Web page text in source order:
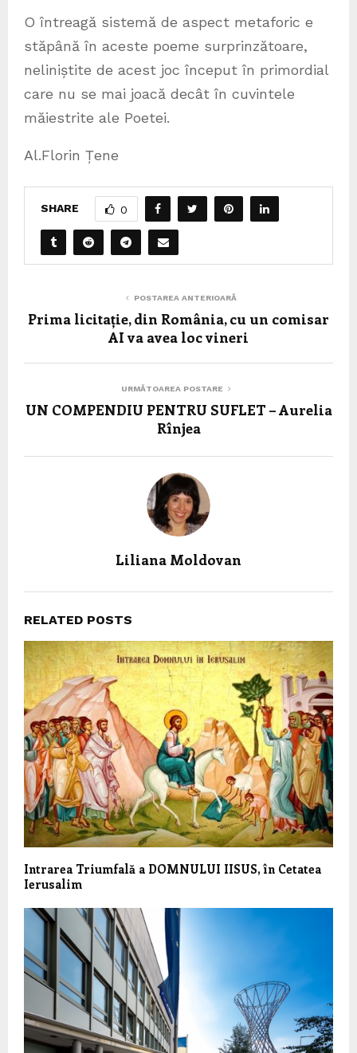
O întreagă sistemă de aspect metaforic e
stăpână în aceste poeme surprinzătoare,
neliniștite de acest joc început în primordial
care nu se mai joacă decât în cuvintele
măiestrite ale Poetei.
Al.Florin Țene
SHARE 0
POSTAREA ANTERIOARĂ
Prima licitație, din România, cu un comisar
AI va avea loc vineri
URMĂTOAREA POSTARE
UN COMPENDIU PENTRU SUFLET – Aurelia
Rînjea
Liliana Moldovan
RELATED POSTS
Intrarea Triumfală a DOMNULUI IISUS, în Cetatea
Ierusalim